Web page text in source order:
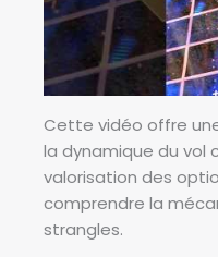
p
r
i
x
t
h
é
o
r
Cette vidéo offre
la dynamique du vol
valorisation des
comprendre la
strangles.